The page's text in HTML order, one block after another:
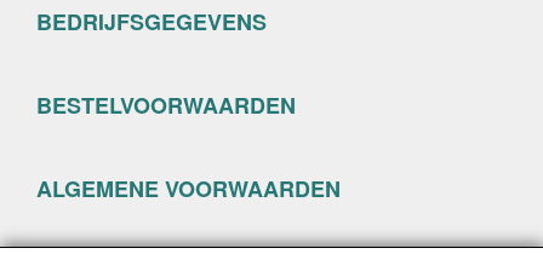
BEDRIJFSGEGEVENS
BESTELVOORWAARDEN
ALGEMENE VOORWAARDEN